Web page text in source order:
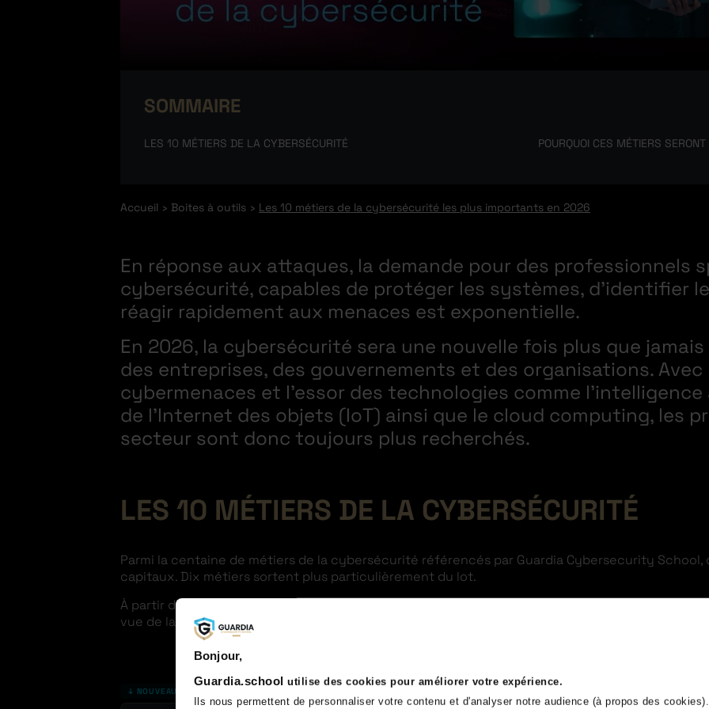
Bonjour,
Guardia.school utilise des cookies pour améliorer votre expérience.
Ils nous permettent de personnaliser votre contenu et d'analyser notre audience (à propos des
SOMMAIRE
LES 10 MÉTIERS DE LA CYBERSÉCURITÉ POURQUOI CES MÉTIERS
Accueil Boites à outils Les 10 métiers de la cybersécurité les plus importants en 2026
En réponse aux attaques, la demande pour des professionnels
cybersécurité, capables de protéger les systèmes, d’identifier
réagir rapidement aux menaces est exponentielle.
En 2026, la cybersécurité sera une nouvelle fois plus que
des entreprises, des gouvernements et des organisations. Avec
cybermenaces et l’essor des technologies comme
de l’Internet des objets (IoT) ainsi que le cloud computing, les
secteur sont donc toujours plus recherchés.
LES 10 MÉTIERS DE LA CYBERSÉCURITÉ
Parmi la centaine de métiers de la cybersécurité référencés par Guardia Cybersecurity
capitaux. Dix métiers sortent plus particulièrement du lot.
À partir d’éléments collectés sur la plateforme d’emploi France Travail et sur le site Hays, voici
vue de la cybersécurité pour 2026.
↓ NOUVEAU